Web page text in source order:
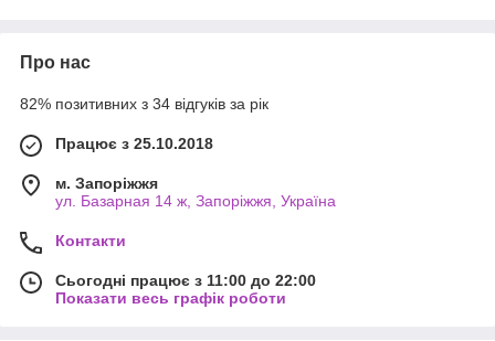
роблять ляльку незамінним персонажем для гри. Ляльки і
досі викликають незвичайне захоплення у дівчаток і завжди
залишаються в центрі уваги.
Про нас
82% позитивних з 34 відгуків за рік
Працює з 25.10.2018
м. Запоріжжя
ул. Базарная 14 ж, Запоріжжя, Україна
Контакти
Сьогодні працює з 11:00 до 22:00
Показати весь графік роботи